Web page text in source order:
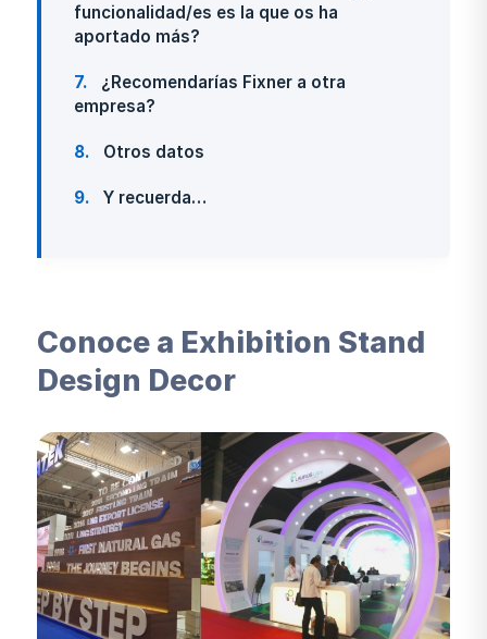
funcionalidad/es es la que os ha
aportado más?
7
¿Recomendarías Fixner a otra
empresa?
8 Otros datos
9 Y recuerda…
Conoce a Exhibition Stand
Design Decor